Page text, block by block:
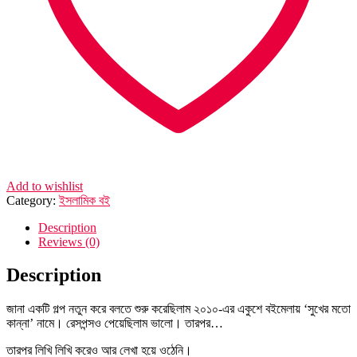
Add to wishlist
Category:ইসলামিক বই
Description
Reviews (0)
Description
জানা একটি গল্প নতুন করে বলতে শুরু করেছিলাম ২০১০-এর একুশে বইমেলায় ‘সুখের মতো
কান্না’ নামে। রেসপন্সও পেয়েছিলাম ভালো। তারপর…
তারপর লিখি লিখি করেও আর লেখা হয়ে ওঠেনি।